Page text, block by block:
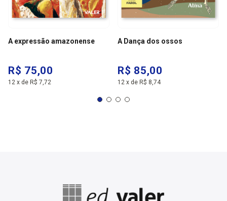
A expressão amazonense
R$ 75,00
12 x de R$ 7,72
A Dança dos ossos
R$ 85,00
12 x de R$ 8,74